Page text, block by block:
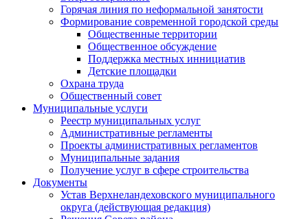
Горячая линия по неформальной занятости
Формирование современной городской среды
Общественные территории
Общественное обсуждение
Поддержка местных иннициатив
Детские площадки
Охрана труда
Общественный совет
Муниципальные услуги
Реестр муниципальных услуг
Административные регламенты
Проекты административных регламентов
Муниципальные задания
Получение услуг в сфере строительства
Документы
Устав Верхнеландеховского муниципального
округа (действующая редакция)